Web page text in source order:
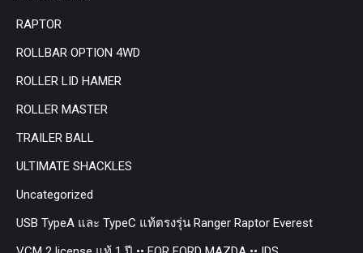
RAPTOR
ROLLBAR OPTION 4WD
ROLLER LID HAMER
ROLLER MASTER
TRAILER BALL
ULTIMATE SHACKLES
Uncategorized
USB TypeA และ TypeC แท้ตรงรุ่น Ranger Raptor Everest